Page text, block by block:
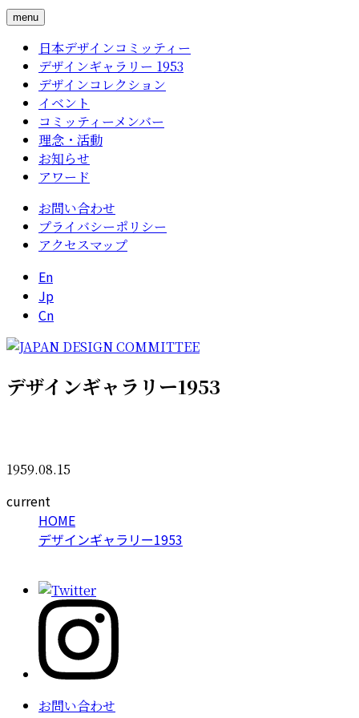
menu
日本デザインコミッティー
デザインギャラリー 1953
デザインコレクション
イベント
コミッティーメンバー
理念・活動
お知らせ
アワード
お問い合わせ
プライバシーポリシー
アクセスマップ
En
Jp
Cn
デザインギャラリー1953
1959.08.15
current
HOME
デザインギャラリー1953
お問い合わせ